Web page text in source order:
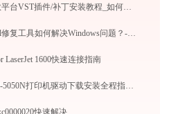
疯歌音效平台VST插件/补丁安装教程_如何加载插件效果包
金山的dll修复工具如何解决Windows问题？-金山毒霸
LaserJet 1600快速连接指南
佳能LBP-5050N打印机驱动下载安装全程指导，轻松解决打印问题
快速解决